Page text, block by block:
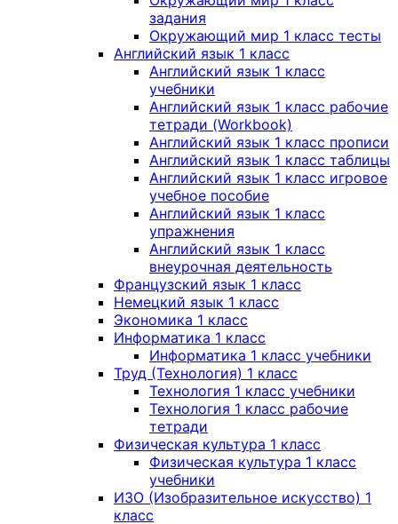
задания
Окружающий мир 1 класс тесты
Английский язык 1 класс
Английский язык 1 класс
учебники
Английский язык 1 класс рабочие
тетради (Workbook)
Английский язык 1 класс прописи
Английский язык 1 класс таблицы
Английский язык 1 класс игровое
учебное пособие
Английский язык 1 класс
упражнения
Английский язык 1 класс
внеурочная деятельность
Французский язык 1 класс
Немецкий язык 1 класс
Экономика 1 класс
Информатика 1 класс
Информатика 1 класс учебники
Труд (Технология) 1 класс
Технология 1 класс учебники
Технология 1 класс рабочие
тетради
Физическая культура 1 класс
Физическая культура 1 класс
учебники
ИЗО (Изобразительное искусство) 1
класс